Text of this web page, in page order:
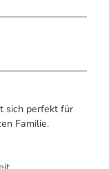
sich perfekt für
Familie.